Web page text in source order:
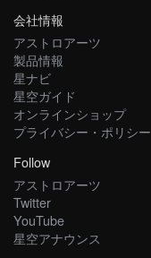
会社情報
アストロアーツ
製品情報
星ナビ
星空ガイド
オンラインショップ
プライバシー・ポリシー
Follow
アストロアーツ
Twitter
YouTube
星空アナウンス